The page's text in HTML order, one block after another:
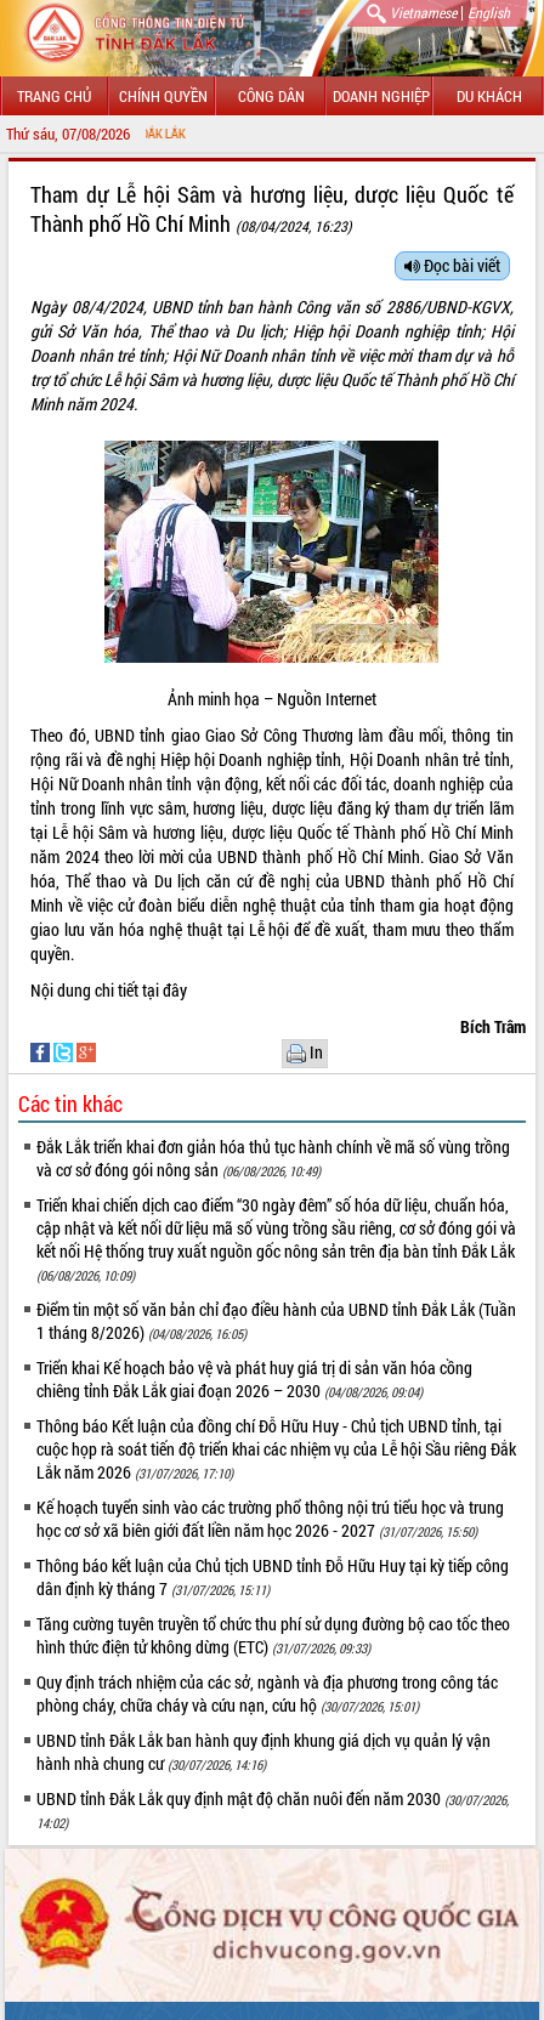
Vietnamese| English
TRANG CHỦ CHÍNH QUYỀN CÔNG DÂN DOANH NGHIỆP DU KHÁCH
Thứ sáu, 07/08/2026
LÃNH ĐẠO UBND TỈNH
SỞ, BAN, NGÀNH
UBND CÁC XÃ, PHƯỜNG
HỆ THỐNG VĂN BẢN
VĂN BẢN HĐND TỈNH
ĐIỂM TIN VĂN BẢN
QUY HOẠCH - KẾ HOẠCH
VIDEO
Không có file video nào để phát.
ALBUM ẢNH
LIÊN KẾT WEB
THỐNG KÊ TRUY CẬP
Hôm nay: 19278
Tất cả: 66032018
Tham dự Lễ hội Sâm và hương liệu, dược liệu Quốc tế
Thành phố Hồ Chí Minh (08/04/2024, 16:23)
Đọc bài viết
Ngày 08/4/2024, UBND tỉnh ban hành Công văn số 2886/UBND-KGVX,
gửi Sở Văn hóa, Thể thao và Du lịch; Hiệp hội Doanh nghiệp tỉnh; Hội
Doanh nhân trẻ tỉnh; Hội Nữ Doanh nhân tỉnh về việc mời tham dự và hỗ
trợ tổ chức Lễ hội Sâm và hương liệu, dược liệu Quốc tế Thành phố Hồ Chí
Minh năm 2024.
Ảnh minh họa – Nguồn Internet
Theo đó, UBND tỉnh giao Giao Sở Công Thương làm đầu mối, thông tin
rộng rãi và đề nghị Hiệp hội Doanh nghiệp tỉnh, Hội Doanh nhân trẻ tỉnh,
Hội Nữ Doanh nhân tỉnh vận động, kết nối các đối tác, doanh nghiệp của
tỉnh trong lĩnh vực sâm, hương liệu, dược liệu đăng ký tham dự triển lãm
tại Lễ hội Sâm và hương liệu, dược liệu Quốc tế Thành phố Hồ Chí Minh
năm 2024 theo lời mời của UBND thành phố Hồ Chí Minh. Giao Sở Văn
hóa, Thể thao và Du lịch căn cứ đề nghị của UBND thành phố Hồ Chí
Minh về việc cử đoàn biểu diễn nghệ thuật của tỉnh tham gia hoạt động
giao lưu văn hóa nghệ thuật tại Lễ hội để đề xuất, tham mưu theo thẩm
quyền.
Nội dung chi tiếttại đây
Bích Trâm
In
Các tin khác
Đắk Lắk triển khai đơn giản hóa thủ tục hành chính về mã số vùng trồng
và cơ sở đóng gói nông sản (06/08/2026, 10:49)
Triển khai chiến dịch cao điểm “30 ngày đêm” số hóa dữ liệu, chuẩn hóa,
cập nhật và kết nối dữ liệu mã số vùng trồng sầu riêng, cơ sở đóng gói và
kết nối Hệ thống truy xuất nguồn gốc nông sản trên địa bàn tỉnh Đắk Lắk
(06/08/2026, 10:09)
Điểm tin một số văn bản chỉ đạo điều hành của UBND tỉnh Đắk Lắk (Tuần
1 tháng 8/2026) (04/08/2026, 16:05)
Triển khai Kế hoạch bảo vệ và phát huy giá trị di sản văn hóa cồng
chiêng tỉnh Đắk Lắk giai đoạn 2026 – 2030 (04/08/2026, 09:04)
Thông báo Kết luận của đồng chí Đỗ Hữu Huy - Chủ tịch UBND tỉnh, tại
cuộc họp rà soát tiến độ triển khai các nhiệm vụ của Lễ hội Sầu riêng Đắk
Lắk năm 2026 (31/07/2026, 17:10)
Kế hoạch tuyển sinh vào các trường phổ thông nội trú tiểu học và trung
học cơ sở xã biên giới đất liền năm học 2026 - 2027 (31/07/2026, 15:50)
Thông báo kết luận của Chủ tịch UBND tỉnh Đỗ Hữu Huy tại kỳ tiếp công
dân định kỳ tháng 7 (31/07/2026, 15:11)
Tăng cường tuyên truyền tổ chức thu phí sử dụng đường bộ cao tốc theo
hình thức điện tử không dừng (ETC) (31/07/2026, 09:33)
Quy định trách nhiệm của các sở, ngành và địa phương trong công tác
phòng cháy, chữa cháy và cứu nạn, cứu hộ (30/07/2026, 15:01)
UBND tỉnh Đắk Lắk ban hành quy định khung giá dịch vụ quản lý vận
hành nhà chung cư (30/07/2026, 14:16)
UBND tỉnh Đắk Lắk quy định mật độ chăn nuôi đến năm 2030 (30/07/2026,
14:02)